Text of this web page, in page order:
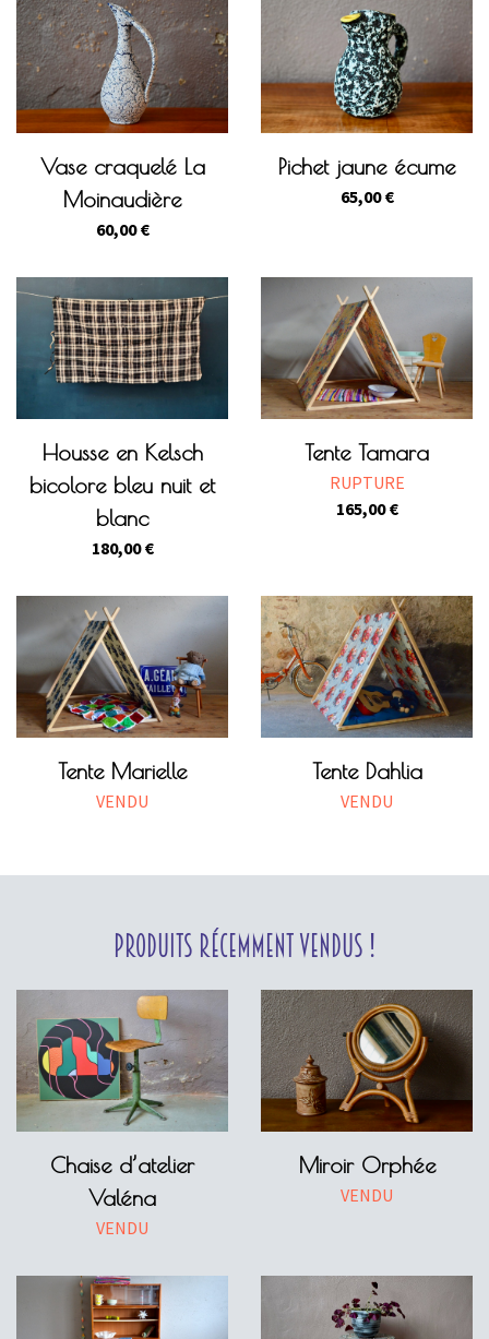
Vase craquelé La
Moinaudière
60,00€
Pichet jaune écume
65,00€
Housse en Kelsch
bicolore bleu nuit et
blanc
180,00€
Tente Tamara
RUPTURE
165,00€
Tente Marielle
VENDU
Tente Dahlia
VENDU
Produits récemment vendus !
Chaise d’atelier
Valéna
VENDU
Miroir Orphée
VENDU